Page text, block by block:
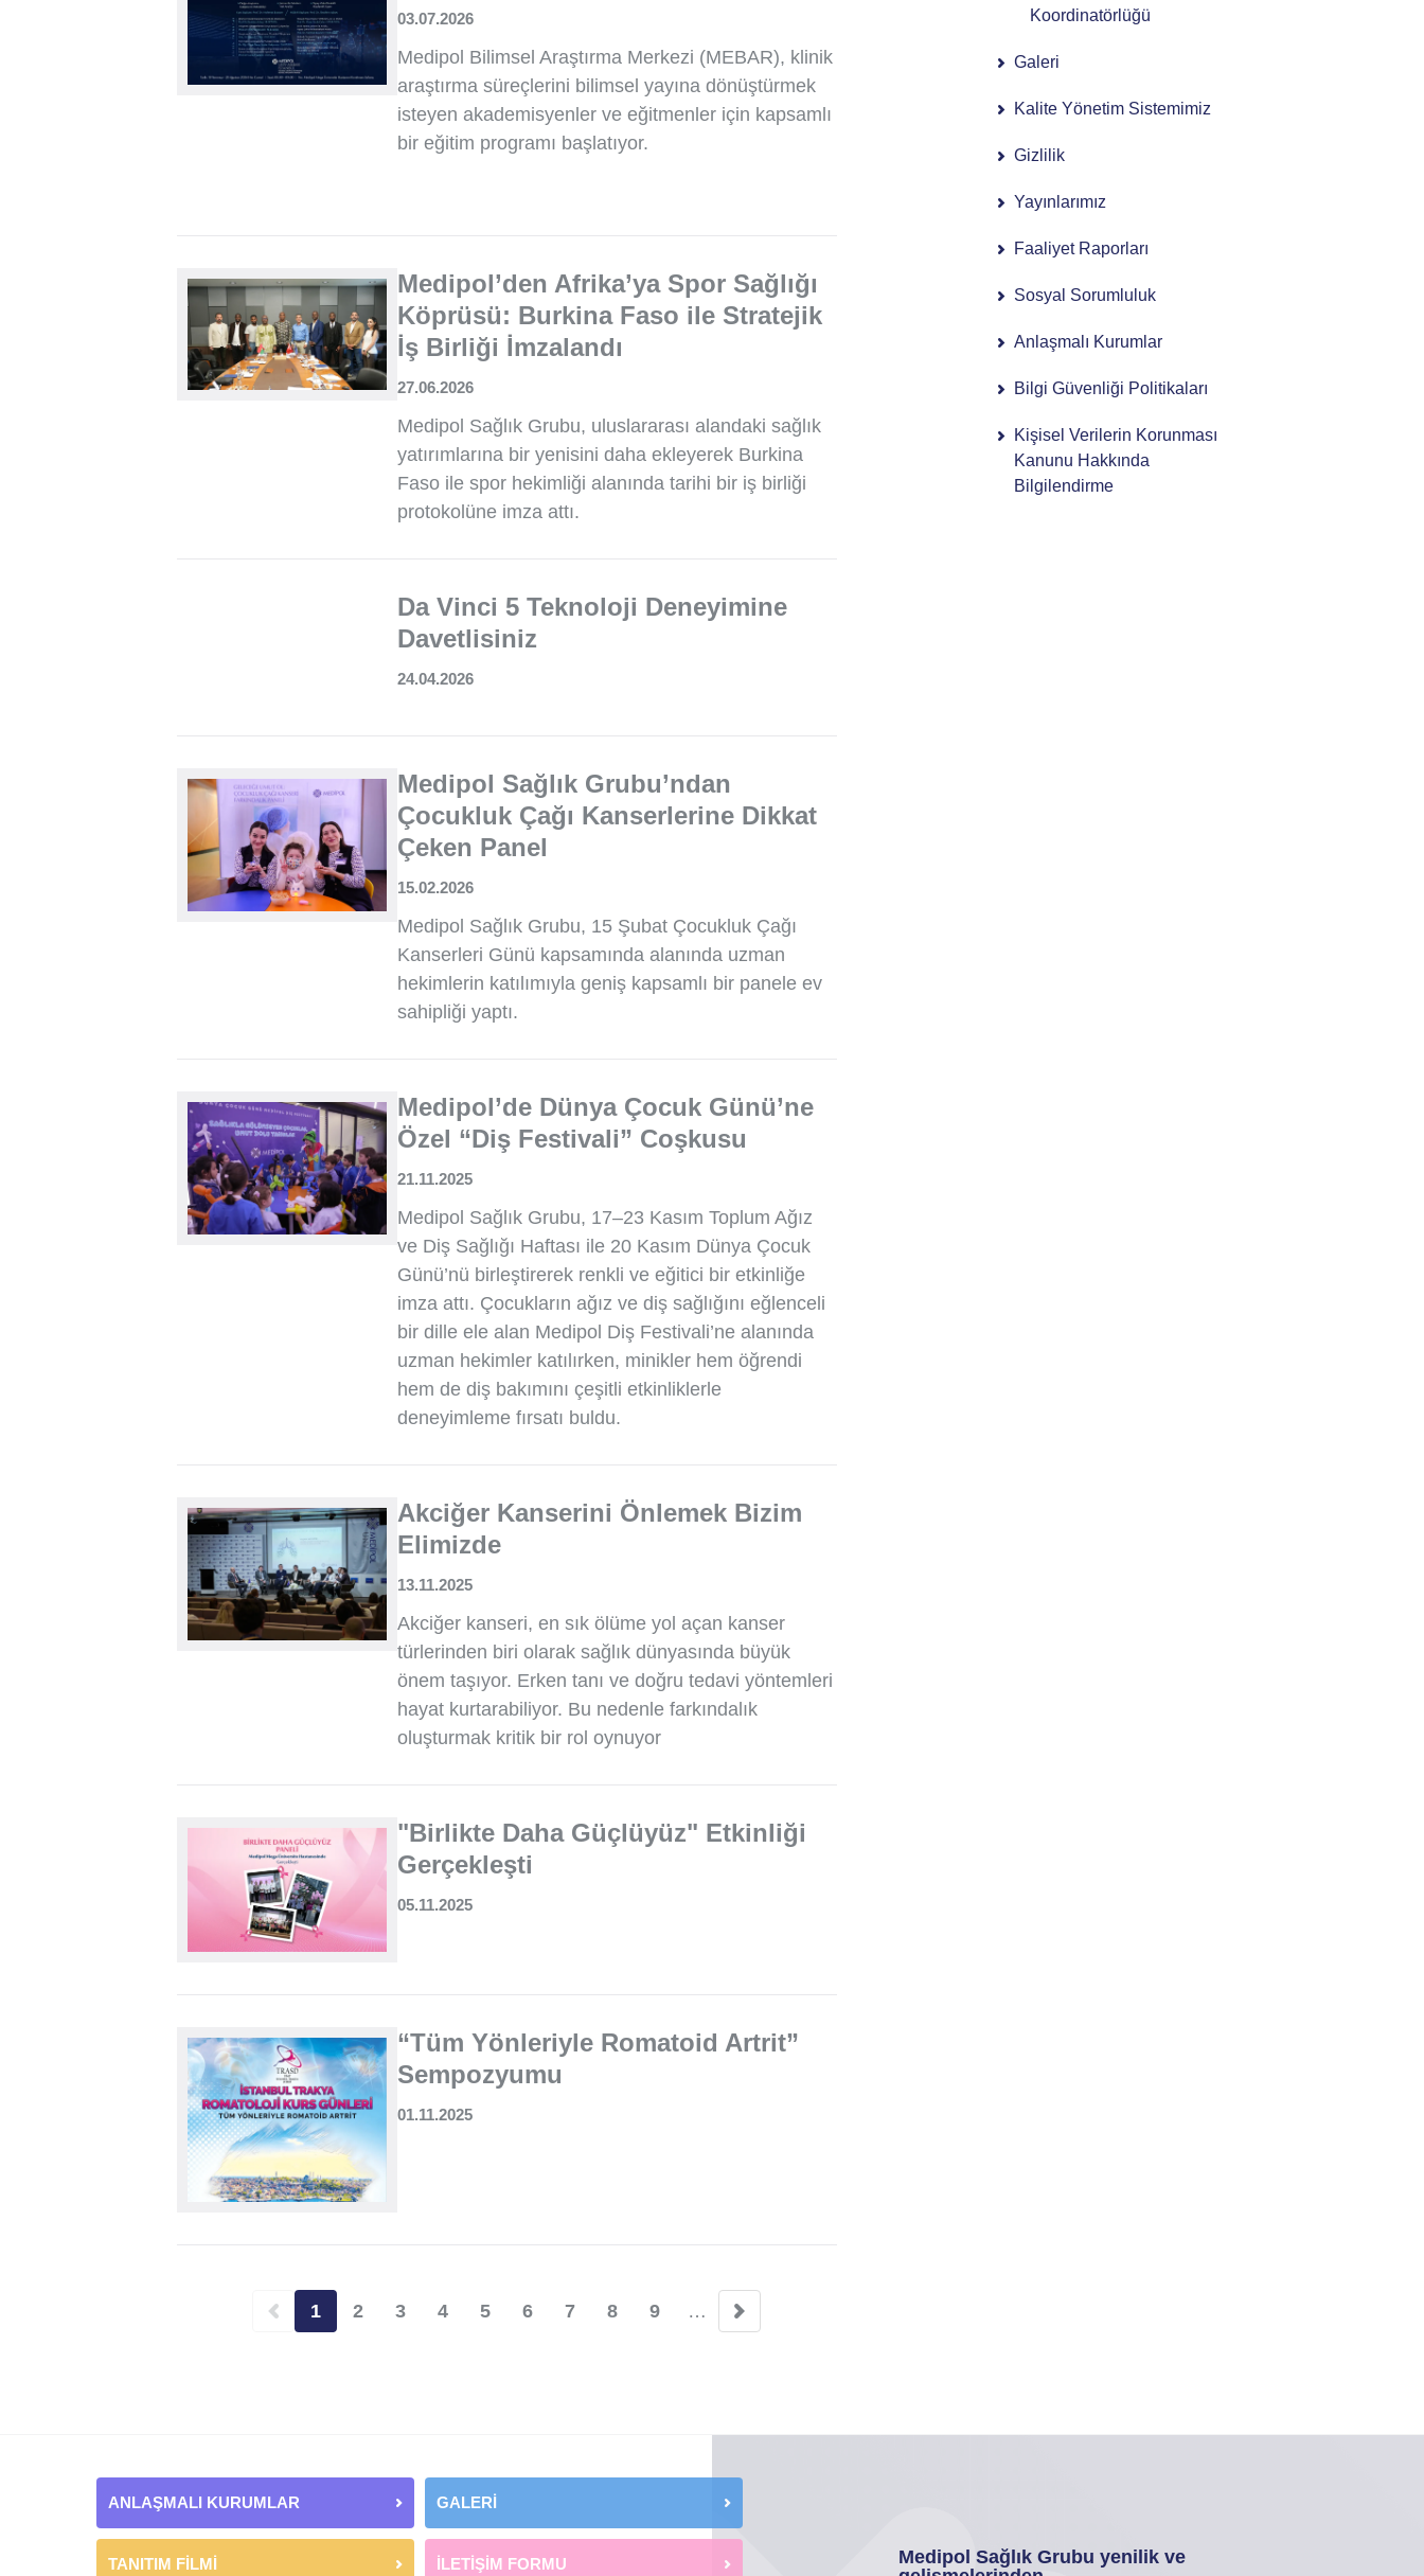
03.07.2026
Medipol Bilimsel Araştırma Merkezi (MEBAR), klinik
araştırma süreçlerini bilimsel yayına dönüştürmek
isteyen akademisyenler ve eğitmenler için kapsamlı
bir eğitim programı başlatıyor.
Medipol’den Afrika’ya Spor Sağlığı
Köprüsü: Burkina Faso ile Stratejik
İş Birliği İmzalandı
27.06.2026
Medipol Sağlık Grubu, uluslararası alandaki sağlık
yatırımlarına bir yenisini daha ekleyerek Burkina
Faso ile spor hekimliği alanında tarihi bir iş birliği
protokolüne imza attı.
Da Vinci 5 Teknoloji Deneyimine
Davetlisiniz
24.04.2026
Medipol Sağlık Grubu’ndan
Çocukluk Çağı Kanserlerine Dikkat
Çeken Panel
15.02.2026
Medipol Sağlık Grubu, 15 Şubat Çocukluk Çağı
Kanserleri Günü kapsamında alanında uzman
hekimlerin katılımıyla geniş kapsamlı bir panele ev
sahipliği yaptı.
Medipol’de Dünya Çocuk Günü’ne
Özel “Diş Festivali” Coşkusu
21.11.2025
Medipol Sağlık Grubu, 17–23 Kasım Toplum Ağız
ve Diş Sağlığı Haftası ile 20 Kasım Dünya Çocuk
Günü’nü birleştirerek renkli ve eğitici bir etkinliğe
imza attı. Çocukların ağız ve diş sağlığını eğlenceli
bir dille ele alan Medipol Diş Festivali’ne alanında
uzman hekimler katılırken, minikler hem öğrendi
hem de diş bakımını çeşitli etkinliklerle
deneyimleme fırsatı buldu.
Akciğer Kanserini Önlemek Bizim
Elimizde
13.11.2025
Akciğer kanseri, en sık ölüme yol açan kanser
türlerinden biri olarak sağlık dünyasında büyük
önem taşıyor. Erken tanı ve doğru tedavi yöntemleri
hayat kurtarabiliyor. Bu nedenle farkındalık
oluşturmak kritik bir rol oynuyor
"Birlikte Daha Güçlüyüz" Etkinliği
Gerçekleşti
05.11.2025
“Tüm Yönleriyle Romatoid Artrit”
Sempozyumu
01.11.2025
Şu
1 Sayfa
2 Sayfa
3 Sayfa
4 Sayfa
5 Sayfa
6 Sayfa
7 Sayfa
8 Sayfa
9 …
Koordinatörlüğü
Galeri
Kalite Yönetim Sistemimiz
Gizlilik
Yayınlarımız
Faaliyet Raporları
Sosyal Sorumluluk
Anlaşmalı Kurumlar
Bilgi Güvenliği Politikaları
Kişisel Verilerin Korunması
Kanunu Hakkında
Bilgilendirme
ANLAŞMALI KURUMLAR GALERİ
TANITIM FİLMİ İLETİŞİM FORMU
Medipol Sağlık Grubu yenilik ve